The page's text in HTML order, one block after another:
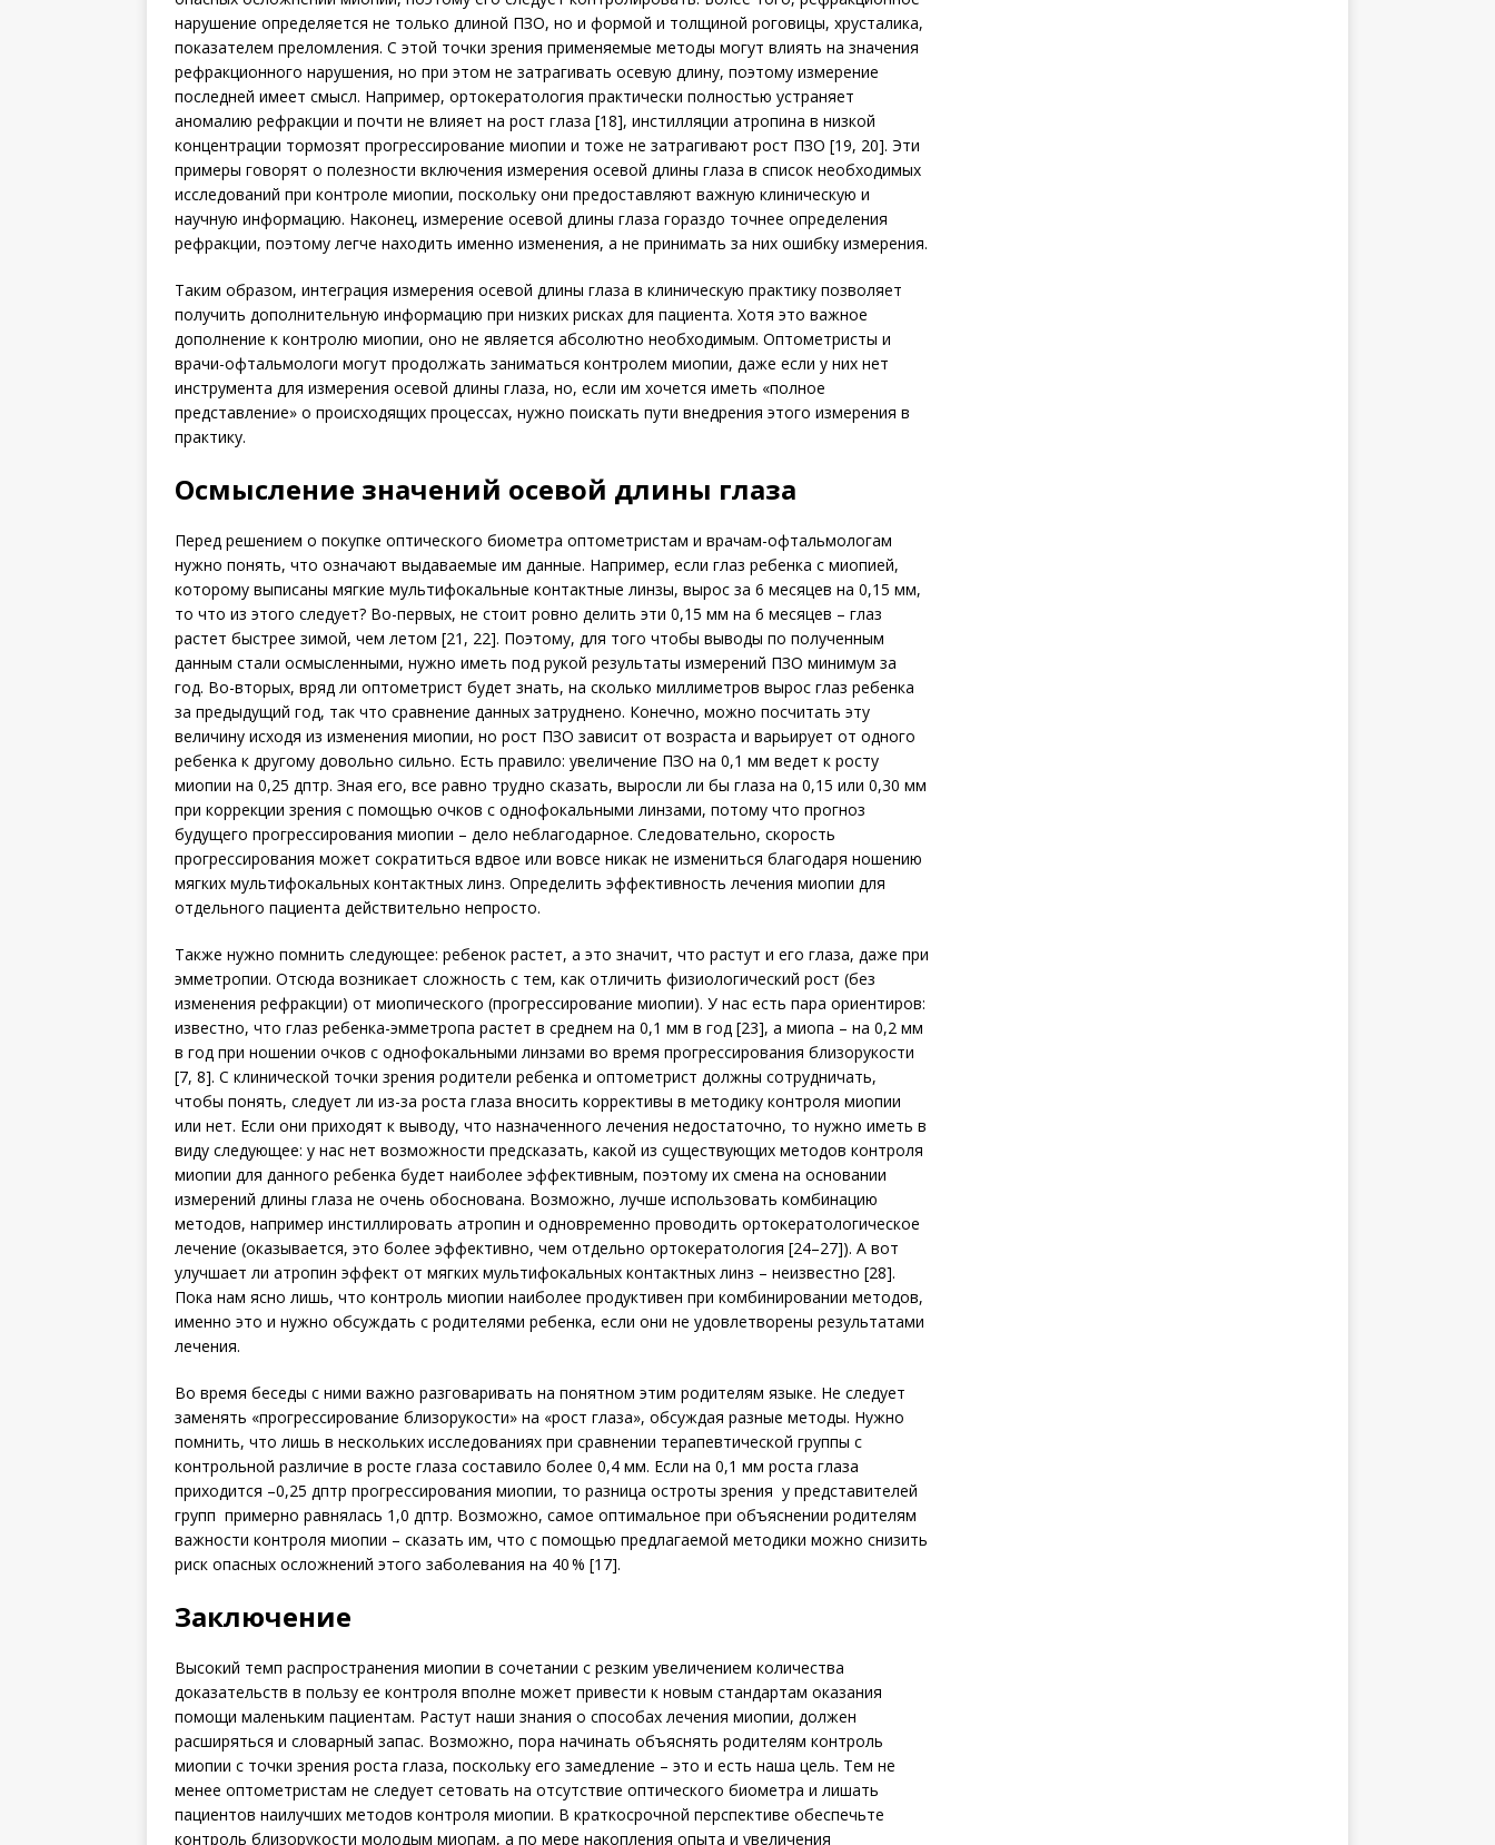
нарушение определяется не только длиной ПЗО, но и формой и толщиной роговицы, хрусталика,
показателем преломления. С этой точки зрения применяемые методы могут влиять на значения
ре­фракционного нарушения, но при этом не затрагивать осевую длину, поэтому измерение
последней имеет смысл. Например, ортокератология практически полностью устраняет
аномалию рефракции и почти не влияет на рост глаза [18], инстилляции атропина в низкой
концентрации тормозят прогрессирование миопии и тоже не затрагивают рост ПЗО [19, 20]. Эти
примеры говорят о полезности включения измерения осевой длины глаза в список необходимых
исследований при контроле миопии, поскольку они предоставляют важную клиническую и
научную информацию. Наконец, измерение осевой длины глаза гораздо точнее определения
рефракции, поэтому легче находить именно изменения, а не принимать за них ошибку измерения.
Таким образом, интеграция измерения осевой длины глаза в клиническую практику позволяет
получить дополнительную информацию при низких рисках для пациента. Хотя это важное
дополнение к контролю мио­пии, оно не является абсолютно необходимым. Оптометристы и
врачи-офтальмологи могут продолжать заниматься контролем миопии, даже если у них нет
инструмента для измерения осевой длины глаза, но, если им хочется иметь «полное
представление» о происходящих процессах, нужно поискать пути внедрения этого измерения в
практику.
Осмысление значений осевой длины глаза
Перед решением о покупке оптического био­метра оптометристам и врачам-офтальмологам
нужно понять, что означают выдаваемые им данные. Например, если глаз ребенка с миопией,
которому выписаны мягкие мультифокальные контактные линзы, вырос за 6 месяцев на 0,15 мм,
то что из этого следует? Во-первых, не стоит ровно делить эти 0,15 мм на 6 месяцев – глаз
растет быстрее зимой, чем летом [21, 22]. Поэтому, для того чтобы выводы по полученным
данным стали осмысленными, нужно иметь под рукой результаты измерений ПЗО минимум за
год. Во-вторых, вряд ли оптометрист будет знать, на сколько миллиметров вырос глаз ребенка
за предыдущий год, так что сравнение данных затруднено. Конечно, можно посчитать эту
величину исходя из изменения мио­пии, но рост ПЗО зависит от возраста и варьирует от одного
ребенка к другому довольно сильно. Есть правило: увеличение ПЗО на 0,1 мм ведет к росту
миопии на 0,25 дптр. Зная его, все равно трудно сказать, выросли ли бы глаза на 0,15 или 0,30 мм
при коррекции зрения с помощью очков с однофокальными линзами, потому что прогноз
будущего прогрессирования миопии – дело неблагодарное. Следовательно, скорость
прогрессирования может сократиться вдвое или вовсе никак не измениться благодаря ношению
мягких мультифокальных контактных линз. Определить эффективность лечения миопии для
отдельного пациента действительно непросто.
Также нужно помнить следующее: ребенок растет, а это значит, что растут и его глаза, даже при
эмметропии. Отсюда возникает сложность с тем, как отличить физиологический рост (без
изменения рефракции) от миопического (прогрессирование миопии). У нас есть пара ориентиров:
известно, что глаз ребенка-эмметропа растет в среднем на 0,1 мм в год [23], а миопа – на 0,2 мм
в год при ношении очков с однофокальными линзами во время прогрессирования близорукости
[7, 8]. С клинической точки зрения родители ребенка и оптометрист должны сотрудничать,
чтобы понять, следует ли из-за роста глаза вносить коррективы в методику контроля миопии
или нет. Если они приходят к выводу, что назначенного лечения недостаточно, то нужно иметь в
виду следующее: у нас нет возможности предсказать, какой из существующих методов контроля
миопии для данного ребенка будет наиболее эффективным, поэтому их смена на основании
измерений длины глаза не очень обоснована. Возможно, лучше использовать комбинацию
методов, например инстиллировать атропин и одновременно проводить ортокератологическое
лечение (оказывается, это более эффективно, чем отдельно ортокератология [24–27]). А вот
улучшает ли атропин эффект от мягких мультифокальных контактных линз – неизвестно [28].
Пока нам ясно лишь, что контроль мио­пии наиболее продуктивен при комбинировании методов,
именно это и нужно обсуждать с родителями ребенка, если они не удовлетворены результатами
лечения.
Во время беседы с ними важно разговаривать на понятном этим родителям языке. Не следует
заменять «прогрессирование близорукости» на «рост глаза», обсуждая разные методы. Нужно
помнить, что лишь в нескольких исследованиях при сравнении терапевтической группы с
контрольной различие в росте глаза составило более 0,4 мм. Если на 0,1 мм роста глаза
приходится –0,25 дптр прогрессирования миопии, то разница остроты зрения у представителей
групп примерно равнялась 1,0 дптр. Возможно, самое оптимальное при объяснении родителям
важности контроля мио­пии – сказать им, что с помощью предлагаемой методики можно снизить
риск опасных осложнений этого заболевания на 40 % [17].
Заключение
Высокий темп распространения миопии в сочетании с резким увеличением количества
доказательств в пользу ее контроля вполне может привести к новым стандартам оказания
помощи маленьким пациентам. Растут наши знания о способах лечения миопии, должен
расширяться и словарный запас. Возможно, пора начинать объяснять родителям контроль
миопии с точки зрения роста глаза, поскольку его замедление – это и есть наша цель. Тем не
менее оптометристам не следует сетовать на отсутствие оптического биометра и лишать
пациентов наилучших методов контроля миопии. В краткосрочной перспективе обеспечьте
контроль близорукости молодым миопам, а по мере накопления опыта и увеличения